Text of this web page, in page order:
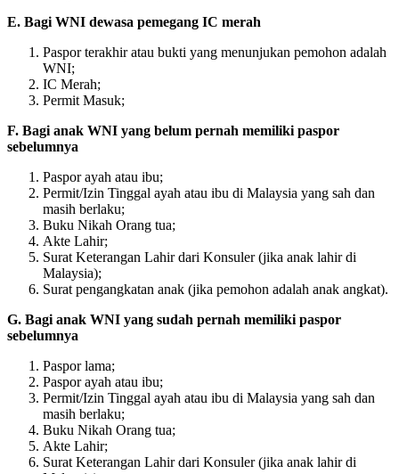
E. Bagi WNI dewasa pemegang IC merah
Paspor terakhir atau bukti yang menunjukan pemohon adalah
WNI;
IC Merah;
Permit Masuk;
F. Bagi anak WNI yang belum pernah memiliki paspor
sebelumnya
Paspor ayah atau ibu;
Permit/Izin Tinggal ayah atau ibu di Malaysia yang sah dan
masih berlaku;
Buku Nikah Orang tua;
Akte Lahir;
Surat Keterangan Lahir dari Konsuler (jika anak lahir di
Malaysia);
Surat pengangkatan anak (jika pemohon adalah anak angkat).
G. Bagi anak WNI yang sudah pernah memiliki paspor
sebelumnya
Paspor lama;
Paspor ayah atau ibu;
Permit/Izin Tinggal ayah atau ibu di Malaysia yang sah dan
masih berlaku;
Buku Nikah Orang tua;
Akte Lahir;
Surat Keterangan Lahir dari Konsuler (jika anak lahir di